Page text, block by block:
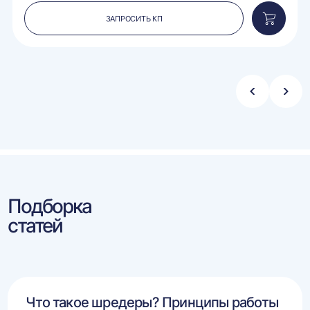
ЗАПРОСИТЬ КП
в
Стрелка
Подборка
статей
Что такое шредеры? Принципы работы